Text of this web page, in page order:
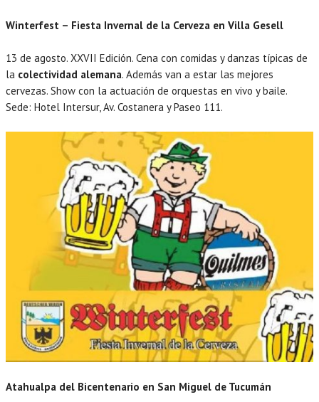
Winterfest – Fiesta Invernal de la Cerveza en Villa Gesell
13 de agosto. XXVII Edición. Cena con comidas y danzas típicas de
la colectividad alemana. Además van a estar las mejores
cervezas. Show con la actuación de orquestas en vivo y baile.
Sede: Hotel Intersur, Av. Costanera y Paseo 111.
Atahualpa del Bicentenario en San Miguel de Tucumán